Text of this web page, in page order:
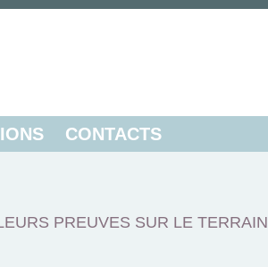
CONTACTS
PREUVES SUR LE TERRAIN